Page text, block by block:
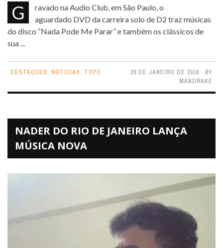
Gravado na Audio Club, em São Paulo, o
aguardado DVD da carreira solo de D2 traz músicas
do disco “Nada Pode Me Parar” e também os clássicos de
sua ...
DESTAQUES, NOTICIAS, TOPO 26 DE JANEIRO DE 2016
BY
MANDRAKE
NADER DO RIO DE JANEIRO LANÇA
MÚSICA NOVA